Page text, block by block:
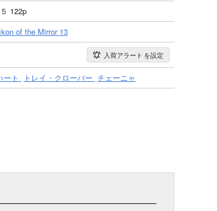
122p
of the Mirror 13
入荷アラート を設定
ート トレイ・クローバー チェーニャ